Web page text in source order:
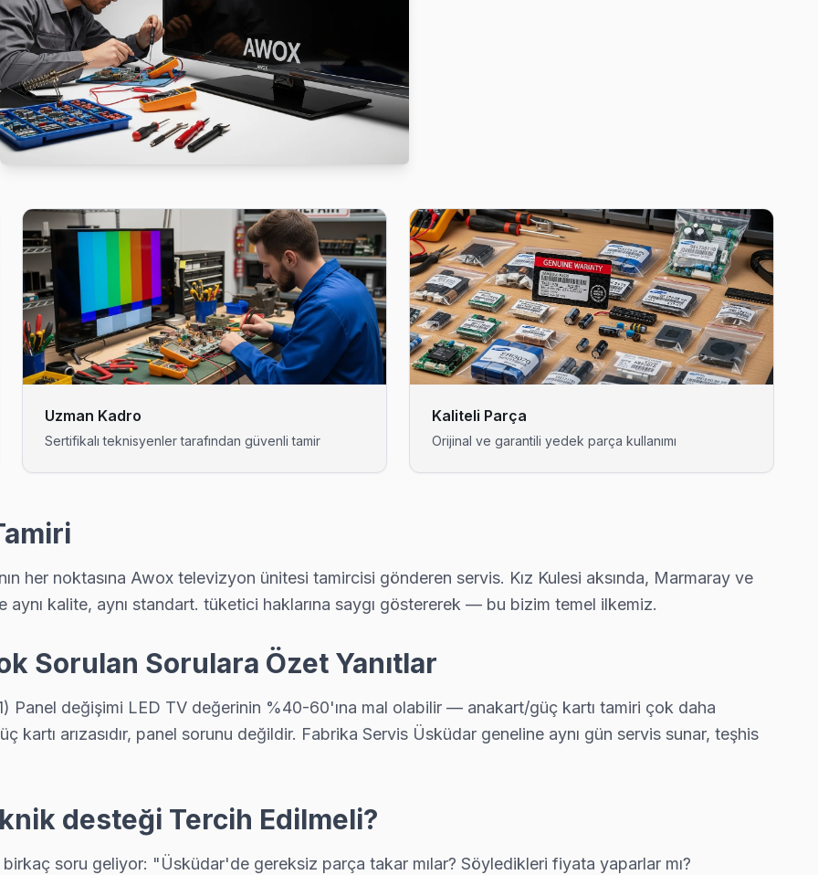
yazılı fiyat, onay sonrası iş — Üsküdar'da müşteri memnuniyeti odaklı servis anlayışımız bu.
tam donanımlı servis. Ekibimiz orijinal yedek parça ile geliyor, çoğu arıza yerinde çözülüyor.
bu bilinen bir yazılım sorunu. Teknik ekibimiz Barbaros'e gelerek fabrika reset ve yeniden yükleme yapıyor.
ve anakart sorunları görülüyor. Üsküdar servisimizde bu arızaları genellikle aynı gün tamamlıyoruz.
ekipmanıyla geliyor; anakart düzeyinde arızayı yerinde teşhis ediyor.
ücretsiz. Randevu aldıktan sonra teknik ekibimiz Cumhuriyet adresine ortalama 90 dakikada ulaşıyor.
kapınızda: araç takip sistemimiz sayesinde ekibin konumunu anlık görebiliyorsunuz.
kolay: telefon, WhatsApp veya web formundan — ekibimiz 90 dakika içinde kapınızda.
Uzman Kadro
Sertifikalı teknisyenler tarafından güvenli tamir
Kaliteli Parça
Orijinal ve garantili yedek parça kullanımı
her noktasına Awox televizyon ünitesi tamircisi gönderen servis. Kız Kulesi aksında, Marmaray ve
aynı kalite, aynı standart. tüketici haklarına saygı göstererek — bu bizim temel ilkemiz.
Sorulan Sorulara Özet Yanıtlar
Panel değişimi LED TV değerinin %40-60'ına mal olabilir — anakart/güç kartı tamiri çok daha
kartı arızasıdır, panel sorunu değildir. Fabrika Servis Üsküdar geneline aynı gün servis sunar, teşhis
desteği Tercih Edilmeli?
soru geliyor: "Üsküdar'de gereksiz parça takar mılar? Söyledikleri fiyata yaparlar mı?